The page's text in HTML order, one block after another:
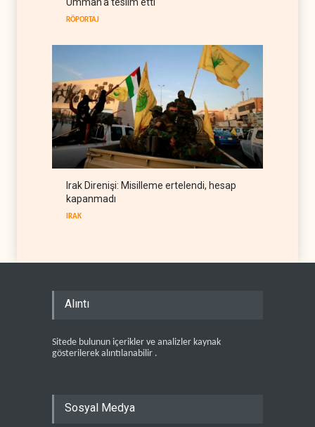
RÖPORTAJ
Irak Direnişi: Misilleme ertelendi, hesap
kapanmadı
IRAK
Alıntı
Sitede bulunun içerikler ve analizler kaynak
gösterilerek alıntılanabilir .
Sosyal Medya